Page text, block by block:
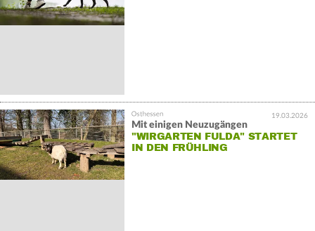
19.03.2026
Mit einigen Neuzugängen
"WIRGARTEN FULDA" STARTET
IN DEN FRÜHLING